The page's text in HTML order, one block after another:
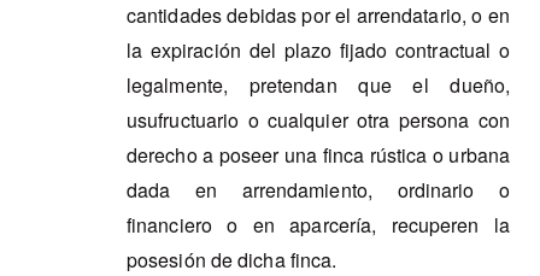
cantidades debidas por el arrendatario, o en
la expiración del plazo fijado contractual o
legalmente, pretendan que el dueño,
usufructuario o cualquier otra persona con
derecho a poseer una finca rústica o urbana
dada en arrendamiento, ordinario o
financiero o en aparcería, recuperen la
posesión de dicha finca.